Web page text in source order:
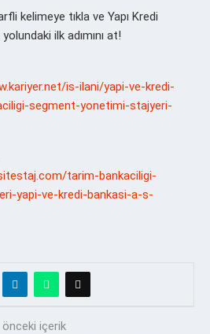
kelimeye tıkla ve Yapı Kredi
ilk adımını at!
is-ilani/yapi-ve-kredi-
segment-yonetimi-stajyeri-
tarim-bankaciligi-
yapi-ve-kredi-bankasi-a-s-
önceki içerik